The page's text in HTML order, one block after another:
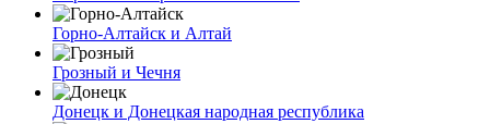
Горно-Алтайск и Алтай
Грозный и Чечня
Донецк и Донецкая народная республика